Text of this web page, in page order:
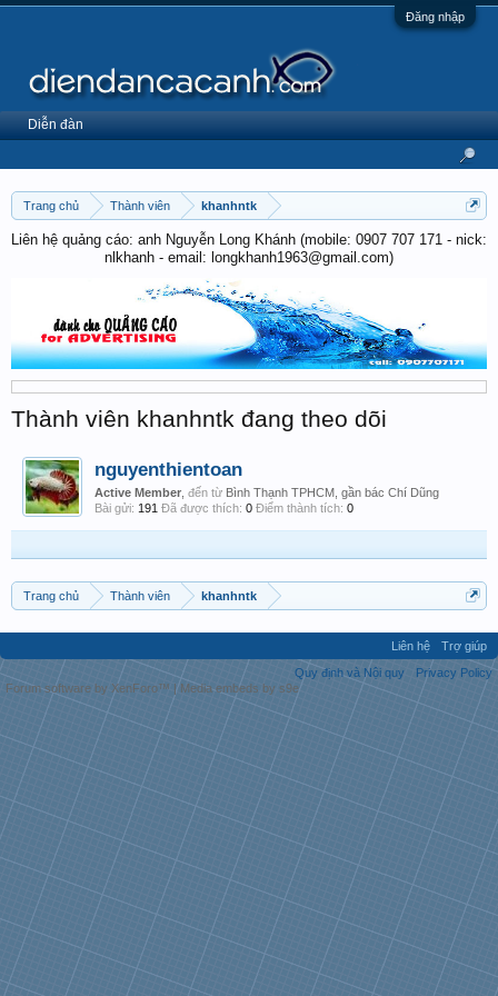
Đăng nhập
Trang chủ Thành viên khanhntk
Liên hệ quảng cáo: anh Nguyễn Long Khánh (mobile: 0907 707 171 - nick:
nlkhanh - email: longkhanh1963@gmail.com)
Thành viên khanhntk đang theo dõi
nguyenthientoan
Active Member đến từ Bình Thạnh TPHCM, gần bác Chí Dũng
Bài gửi: 191 Đã được thích: 0 Điểm thành tích: 0
Trang chủ Thành viên khanhntk
Diễn đàn
Liên hệ
Trợ giúp
Quy định và Nội quy
Privacy Policy
Forum software by XenForo™ | Media embeds by s9e